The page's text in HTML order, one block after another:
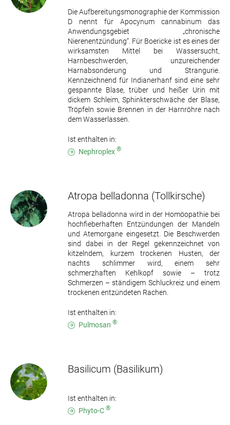
Die Aufbereitungsmonographie der Kommission
D nennt für Apocynum cannabinum das
Anwendungsgebiet „chronische
Nierenentzündung“. Für Boericke ist es eines der
wirksamsten Mittel bei Wassersucht,
Harnbeschwerden, unzureichender
Harnabsonderung und Strangurie.
Kennzeichnend für Indianerhanf sind eine sehr
gespannte Blase, trüber und heißer Urin mit
dickem Schleim, Sphinkterschwäche der Blase,
Tröpfeln sowie Brennen in der Harnröhre nach
dem Wasserlassen.
Ist enthalten in:
Nephroplex ®
Atropa belladonna (Tollkirsche)
Atropa belladonna wird in der Homöopathie bei
hochfieberhaften Entzündungen der Mandeln
und Atemorgane eingesetzt. Die Beschwerden
sind dabei in der Regel gekennzeichnet von
kitzelndem, kurzem trockenen Husten, der
nachts schlimmer wird, einem sehr
schmerzhaften Kehlkopf sowie – trotz
Schmerzen – ständigem Schluckreiz und einem
trockenen entzündeten Rachen.
Ist enthalten in:
Pulmosan ®
Basilicum (Basilikum)
Ist enthalten in:
Phyto-C ®